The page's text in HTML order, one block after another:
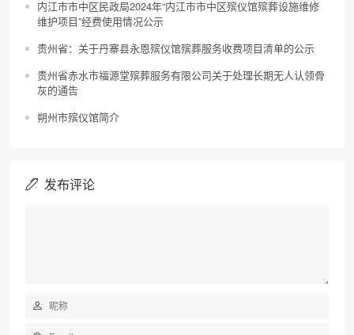
内江市市中区民政局2024年“内江市市中区殡仪馆殡葬设施维修
维护项目”经费使用情况公示
贵州省：关于丹寨县永恩殡仪馆殡葬服务收费项目清单的公示
贵州省赤水市福源堂殡葬服务有限公司关于处理长期无人认领骨
灰的通告
朔州市殡仪馆简介
发布评论